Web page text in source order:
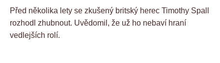
Před několika lety se zkušený britský herec Timothy Spall
rozhodl zhubnout. Uvědomil, že už ho nebaví hraní
vedlejších rolí.